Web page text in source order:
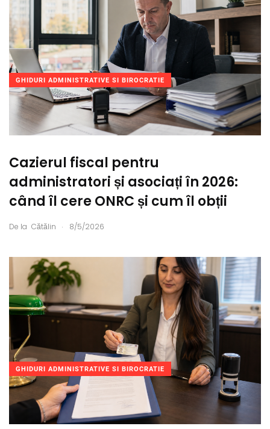
GHIDURI ADMINISTRATIVE SI BIROCRATIE
Cazierul fiscal pentru
administratori și asociați în 2026:
când îl cere ONRC și cum îl obții
De la Cătălin . 8/5/2026
GHIDURI ADMINISTRATIVE SI BIROCRATIE